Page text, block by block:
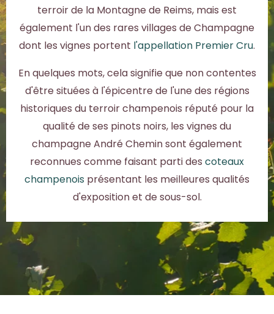
terroir de la Montagne de Reims, mais est
également l'un des rares villages de Champagne
dont les vignes portent l'appellation Premier Cru.
En quelques mots, cela signifie que non contentes
d'être situées à l'épicentre de l'une des régions
historiques du terroir champenois réputé pour la
qualité de ses pinots noirs, les vignes du
champagne André Chemin sont également
reconnues comme faisant parti des coteaux
champenois présentant les meilleures qualités
d'exposition et de sous-sol.